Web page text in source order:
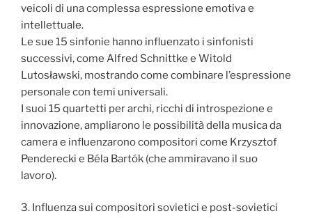
veicoli di una complessa espressione emotiva e
intellettuale.
Le sue 15 sinfonie hanno influenzato i sinfonisti
successivi, come Alfred Schnittke e Witold
Lutosławski, mostrando come combinare l’espressione
personale con temi universali.
I suoi 15 quartetti per archi, ricchi di introspezione e
innovazione, ampliarono le possibilità della musica da
camera e influenzarono compositori come Krzysztof
Penderecki e Béla Bartók (che ammiravano il suo
lavoro).
3. Influenza sui compositori sovietici e post-sovietici